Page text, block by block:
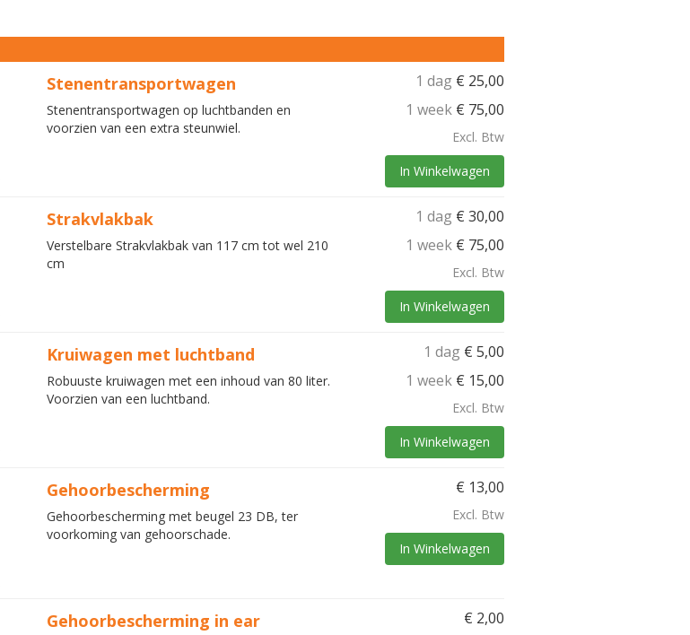
1 dag € 25,00
1 week € 75,00
Excl. Btw
In Winkelwagen
Stenentransportwagen
Stenentransportwagen op luchtbanden en
voorzien van een extra steunwiel.
1 dag € 30,00
1 week € 75,00
Excl. Btw
In Winkelwagen
Strakvlakbak
Verstelbare Strakvlakbak van 117 cm tot wel 210
cm
1 dag € 5,00
1 week € 15,00
Excl. Btw
In Winkelwagen
Kruiwagen met luchtband
Robuuste kruiwagen met een inhoud van 80 liter.
Voorzien van een luchtband.
€ 13,00
Excl. Btw
In Winkelwagen
Gehoorbescherming
Gehoorbescherming met beugel 23 DB, ter
voorkoming van gehoorschade.
€ 2,00
Gehoorbescherming in ear